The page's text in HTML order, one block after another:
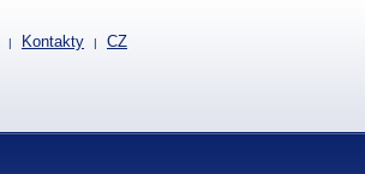
| Kontakty | CZ